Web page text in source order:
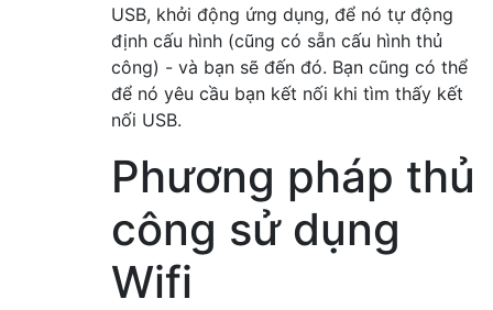
USB, khởi động ứng dụng, để nó tự động
định cấu hình (cũng có sẵn cấu hình thủ
công) - và bạn sẽ đến đó. Bạn cũng có thể
để nó yêu cầu bạn kết nối khi tìm thấy kết
nối USB.
Phương pháp thủ
công sử dụng
Wifi